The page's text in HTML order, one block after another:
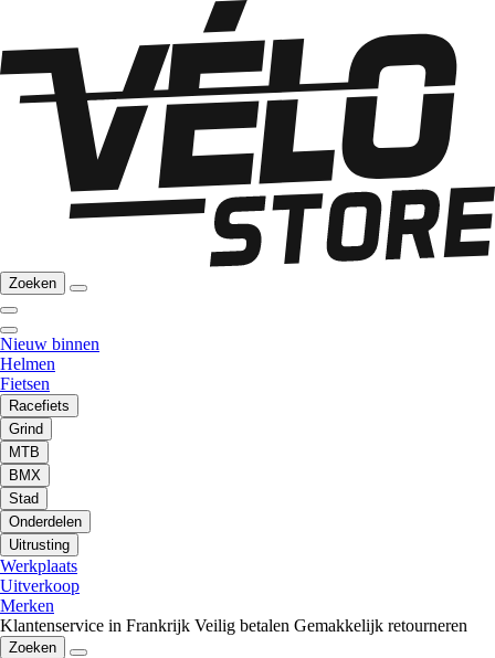
Zoeken
Nieuw binnen
Helmen
Fietsen
Racefiets
Grind
MTB
BMX
Stad
Onderdelen
Uitrusting
Werkplaats
Uitverkoop
Merken
Klantenservice in Frankrijk Veilig betalen Gemakkelijk retourneren
Zoeken